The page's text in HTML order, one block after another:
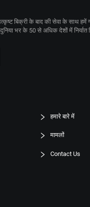
बिक्री के बाद की सेवा के साथ हमें
भर के 50 से अधिक देशों में निर्यात
हमारे बारे में
मामलों
Contact Us